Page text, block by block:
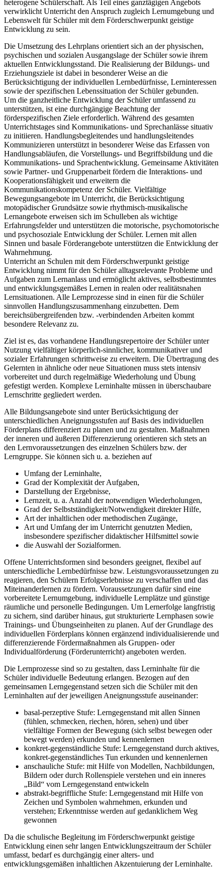
heterogene Schülerschaft. Als Teil eines ganztägigen Angebots
verwirklicht Unterricht den Anspruch zugleich Lernumgebung und
Lebenswelt für Schüler mit dem Förderschwerpunkt geistige
Entwicklung zu sein.
Die Umsetzung des Lehrplans orientiert sich an der physischen,
psychischen und sozialen Ausgangslage der Schüler sowie ihrem
aktuellen Entwicklungsstand. Die Realisierung der Bildungs- und
Erziehungsziele ist dabei in besonderer Weise an die
Berücksichtigung der individuellen Lernbedürfnisse, Lerninteressen
sowie der spezifischen Lebenssituation der Schüler gebunden.
Um die ganzheitliche Entwicklung der Schüler umfassend zu
unterstützen, ist eine durchgängige Beachtung der
förderspezifischen Ziele erforderlich. Während des gesamten
Unterrichtstages sind Kommunikations- und Sprechanlässe situativ
zu initiieren. Handlungsbegleitendes und handlungsleitendes
Kommunizieren unterstützt in besonderer Weise das Erfassen von
Handlungsabläufen, die Vorstellungs- und Begriffsbildung und die
Kommunikations- und Sprachentwicklung. Gemeinsame Aktivitäten
sowie Partner- und Gruppenarbeit fördern die Interaktions- und
Kooperationsfähigkeit und erweitern die
Kommunikationskompetenz der Schüler. Vielfältige
Bewegungsangebote im Unterricht, die Berücksichtigung
motopädischer Grundsätze sowie rhythmisch-musikalische
Lernangebote erweisen sich im Schulleben als wichtige
Erfahrungsfelder und unterstützen die motorische, psychomotorische
und psychosoziale Entwicklung der Schüler. Lernen mit allen
Sinnen und basale Förderangebote unterstützen die Entwicklung der
Wahrnehmung.
Unterricht an Schulen mit dem Förderschwerpunkt geistige
Entwicklung nimmt für den Schüler alltagsrelevante Probleme und
Aufgaben zum Lernanlass und ermöglicht aktives, selbstbestimmtes
und entwicklungsgemäßes Lernen in realen oder realitätsnahen
Lernsituationen. Alle Lernprozesse sind in einen für die Schüler
sinnvollen Handlungszusammenhang einzubetten. Dem
bereichsübergreifenden bzw. -verbindenden Arbeiten kommt
besondere Relevanz zu.
Ziel ist es, das vorhandene Handlungsrepertoire der Schüler unter
Nutzung vielfältiger körperlich-sinnlicher, kommunikativer und
sozialer Erfahrungen schrittweise zu erweitern. Die Übertragung des
Gelernten in ähnliche oder neue Situationen muss stets intensiv
vorbereitet und durch regelmäßige Wiederholung und Übung
gefestigt werden. Komplexe Lerninhalte müssen in überschaubare
Lernschritte gegliedert werden.
Alle Bildungsangebote sind unter Berücksichtigung der
unterschiedlichen Aneignungsstufen auf Basis des individuellen
Förderplans differenziert zu planen und zu gestalten. Maßnahmen
der inneren und äußeren Differenzierung orientieren sich stets an
den Lernvoraussetzungen des einzelnen Schülers bzw. der
Lerngruppe. Sie können sich u. a. beziehen auf
Umfang der Lerninhalte,
Grad der Komplexität der Aufgaben,
Darstellung der Ergebnisse,
Lernzeit, u. a. Anzahl der notwendigen Wiederholungen,
Grad der Selbstständigkeit/Notwendigkeit direkter Hilfe,
Art der inhaltlichen oder methodischen Zugänge,
Art und Umfang der im Unterricht genutzten Medien,
insbesondere spezifischer didaktischer Hilfsmittel sowie
die Auswahl der Sozialformen.
Offene Unterrichtsformen sind besonders geeignet, flexibel auf
unterschiedliche Lernbedürfnisse bzw. Leistungsvoraussetzungen zu
reagieren, den Schülern Erfolgserlebnisse zu verschaffen und das
Miteinanderlernen zu fördern. Voraussetzungen dafür sind eine
vorbereitete Lernumgebung, individuelle Lernplätze und günstige
räumliche und personelle Bedingungen. Um Lernerfolge langfristig
zu sichern, sind darüber hinaus, gut strukturierte Lernphasen sowie
Trainings- und Übungseinheiten zu planen. Auf der Grundlage des
individuellen Förderplans können ergänzend individualisierende und
differenzierende Fördermaßnahmen als Gruppen- oder
Individualförderung (Förderunterricht) angeboten werden.
Die Lernprozesse sind so zu gestalten, dass Lerninhalte für die
Schüler individuelle Bedeutung erlangen. Bezogen auf den
gemeinsamen Lerngegenstand setzen sich die Schüler mit den
Lerninhalten auf der jeweiligen Aneignungsstufe auseinander:
basal-perzeptive Stufe: Lerngegenstand mit allen Sinnen
(fühlen, schmecken, riechen, hören, sehen) und über
vielfältige Formen der Bewegung (sich selbst bewegen oder
bewegt werden) erkunden und kennenlernen
konkret-gegenständliche Stufe: Lerngegenstand durch aktives,
konkret-gegenständliches Tun erkunden und kennenlernen
anschauliche Stufe: mit Hilfe von Modellen, Nachbildungen,
Bildern oder durch Rollenspiele verstehen und ein inneres
„Bild“ vom Lerngegenstand entwickeln
abstrakt-begriffliche Stufe: Lerngegenstand mit Hilfe von
Zeichen und Symbolen wahrnehmen, erkunden und
verstehen; Erkenntnisse werden auf gedanklichem Weg
gewonnen
Da die schulische Begleitung im Förderschwerpunkt geistige
Entwicklung einen sehr langen Entwicklungszeitraum der Schüler
umfasst, bedarf es durchgängig einer alters- und
entwicklungsgemäßen inhaltlichen Akzentuierung der Lerninhalte.